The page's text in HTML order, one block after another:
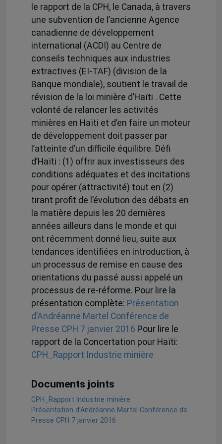
le rapport de la CPH, le Canada, à travers
une subvention de l’ancienne Agence
canadienne de développement
international (ACDI) au Centre de
conseils techniques aux industries
extractives (EI-TAF) (division de la
Banque mondiale), soutient le travail de
révision de la loi minière d’Haïti . Cette
volonté de relancer les activités
minières en Haïti et d’en faire un moteur
de développement doit passer par
l’atteinte d’un difficile équilibre. Défi
d’Haïti : (1) offrir aux investisseurs des
conditions adéquates et des incitations
pour opérer (attractivité) tout en (2)
tirant profit de l’évolution des débats en
la matière depuis les 20 dernières
années ailleurs dans le monde et qui
ont récemment donné lieu, suite aux
tendances identifiées en introduction, à
un processus de remise en cause des
orientations du passé aussi appelé un
processus de re-réforme. Pour lire la
présentation complète: Présentation
d’Andréanne Martel Conférence de
Presse CPH 7 janvier 2016 Pour lire le
rapport de la Concertation pour Haïti:
CPH_Rapport Industrie minière
Documents joints
CPH_Rapport Industrie minière
Présentation d’Andréanne Martel Conférence de
Presse CPH 7 janvier 2016